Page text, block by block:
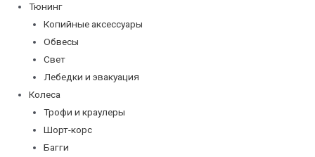
Тюнинг
Копийные аксессуары
Обвесы
Свет
Лебедки и эвакуация
Колеса
Трофи и краулеры
Шорт-корс
Багги